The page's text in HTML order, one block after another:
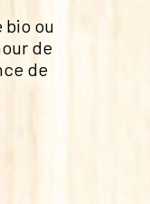
bio ou
de
de